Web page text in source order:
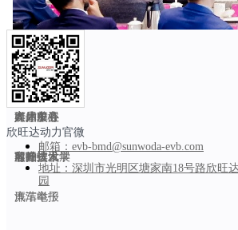
解决方案
乘用车
商用车
船舶
汽车电子
创新研发
能力中心
产品中心
前瞻技术
智能制造
智能制造
新闻中心
公司新闻
媒体关注
客户资讯
人力资源
人才招聘
人才发展
欣旺达大学
关于我们
关于SEVB
客户服务
可持续发展
廉洁举报
欣旺达动力官微
邮箱： evb-bmd@sunwoda-evb.com
地址： 深圳市光明区塘家南18号路欣旺
园